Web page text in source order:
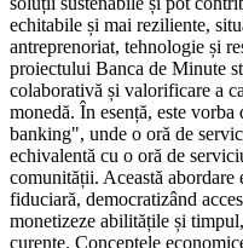
echitabile și mai reziliente,
antreprenoriat, tehnologie și
proiectului Banca de Minute
colaborativă și valorificare a
monedă. În esență, este
banking", unde o oră de
echivalentă cu o oră de
comunității. Această abordare
fiduciară, democratizând
monetizeze abilitățile și
curente. Conceptele